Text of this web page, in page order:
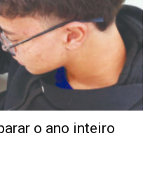
o ano inteiro